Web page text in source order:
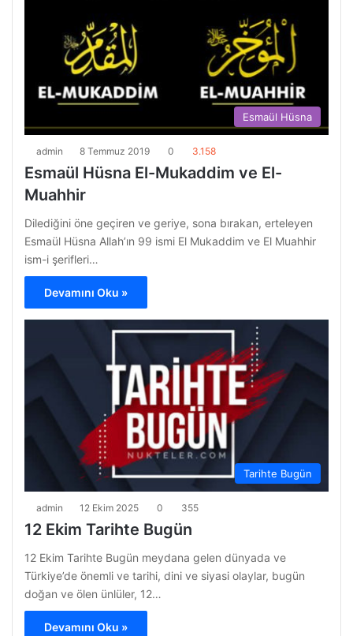
Esmaül Hüsna
admin 8 Temmuz 2019 0 3.158
Esmaül Hüsna El-Mukaddim ve El-
Muahhir
Dilediğini öne geçiren ve geriye, sona bırakan, erteleyen
Esmaül Hüsna Allah’ın 99 ismi El Mukaddim ve El Muahhir
ism-i şerifleri…
Devamını Oku »
Tarihte Bugün
admin 12 Ekim 2025 0 355
12 Ekim Tarihte Bugün
12 Ekim Tarihte Bugün meydana gelen dünyada ve
Türkiye’de önemli ve tarihi, dini ve siyasi olaylar, bugün
doğan ve ölen ünlüler, 12…
Devamını Oku »